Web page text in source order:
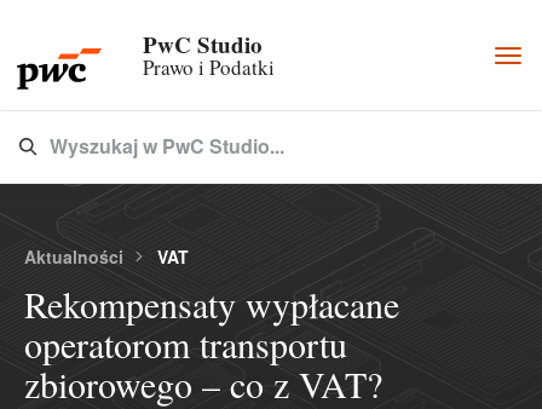
PwC Studio
Prawo i Podatki
Type 3 or more characters for results.
Wyszukaj w PwC Studio...
Aktualności VAT
Rekompensaty wypłacane
operatorom transportu
zbiorowego – co z VAT?